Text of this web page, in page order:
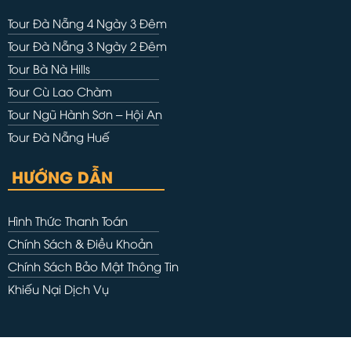
Tour Đà Nẵng 4 Ngày 3 Đêm
Tour Đà Nẵng 3 Ngày 2 Đêm
Tour Bà Nà Hills
Tour Cù Lao Chàm
Tour Ngũ Hành Sơn – Hội An
Tour Đà Nẵng Huế
HƯỚNG DẪN
Hình Thức Thanh Toán
Chính Sách & Điều Khoản
Chính Sách Bảo Mật Thông Tin
Khiếu Nại Dịch Vụ